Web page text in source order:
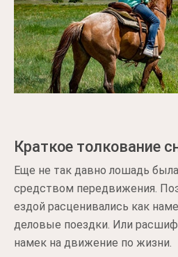
Краткое толкование
Еще не так давно лошадь
средством передвижения.
ездой расценивались как
деловые поездки. Или
намек на движение по жизни.